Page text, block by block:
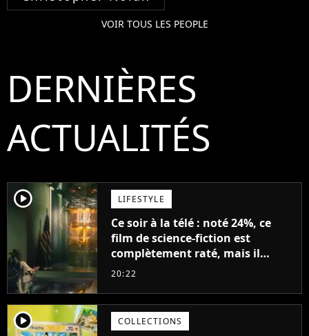
VOIR TOUS LES PEOPLE
DERNIÈRES
ACTUALITÉS
player2 LIFESTYLE
Ce soir à la télé : noté 24%, ce
film de science-fiction est
complètement raté, mais il
aurait pu être encore pire à
20:22
player2 COLLECTIONS